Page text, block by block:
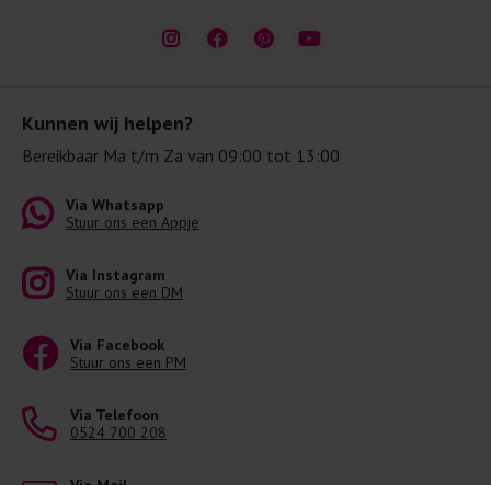
Kunnen wij helpen?
Bereikbaar Ma t/m Za van 09:00 tot 13:00
Via Whatsapp
Stuur ons een Appje
Via Instagram
Stuur ons een DM
Via Facebook
Stuur ons een PM
Via Telefoon
0524 700 208